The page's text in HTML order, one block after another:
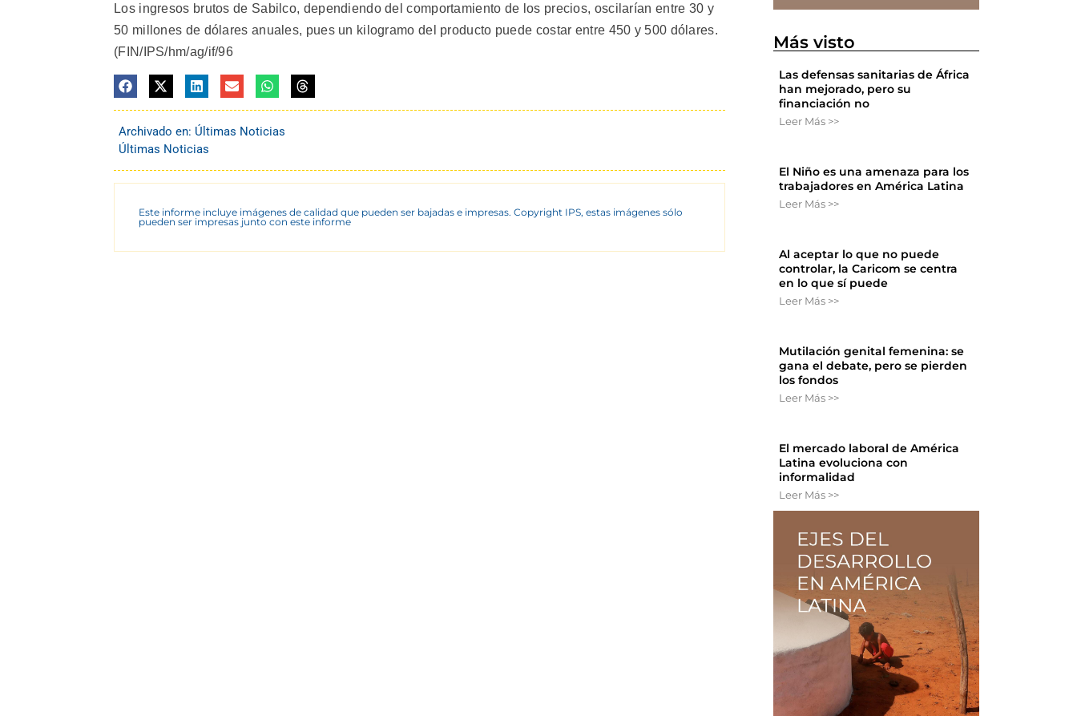
Los ingresos brutos de Sabilco, dependiendo del comportamiento de los precios, oscilarían entre 30 y
50 millones de dólares anuales, pues un kilogramo del producto puede costar entre 450 y 500 dólares.
(FIN/IPS/hm/ag/if/96
Archivado en: Últimas Noticias
Últimas Noticias
Este informe incluye imágenes de calidad que pueden ser bajadas e impresas. Copyright IPS, estas imágenes sólo
pueden ser impresas junto con este informe
Más visto
Las defensas sanitarias de África
han mejorado, pero su
financiación no
Leer Más >>
El Niño es una amenaza para los
trabajadores en América Latina
Leer Más >>
Al aceptar lo que no puede
controlar, la Caricom se centra
en lo que sí puede
Leer Más >>
Mutilación genital femenina: se
gana el debate, pero se pierden
los fondos
Leer Más >>
El mercado laboral de América
Latina evoluciona con
informalidad
Leer Más >>